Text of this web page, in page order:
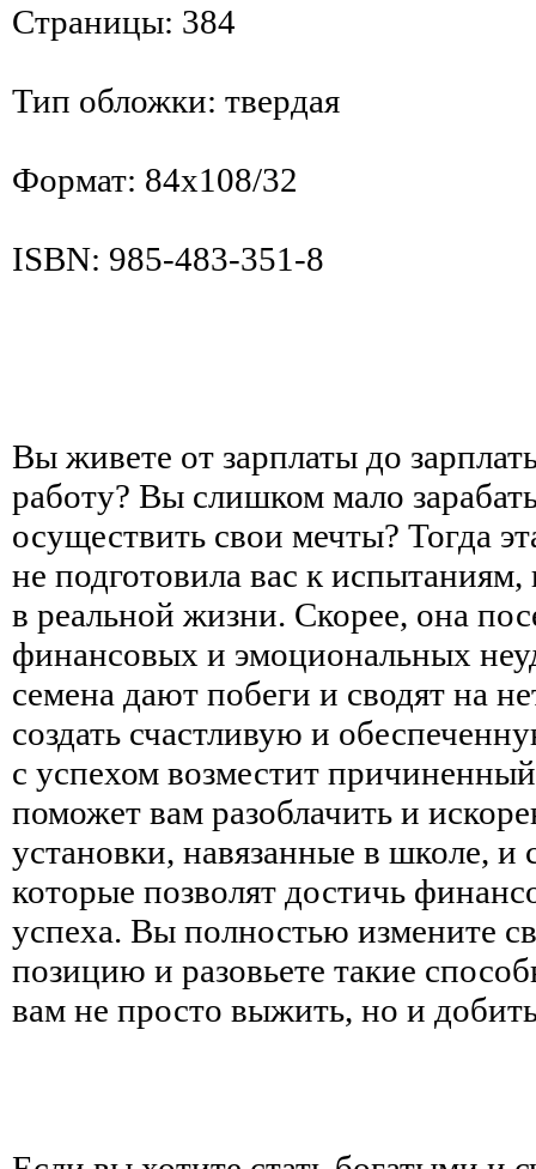
Страницы: 384
Тип обложки: твердая
Формат: 84x108/32
ISBN: 985-483-351-8
Вы живете от зарплаты до
работу? Вы слишком мало
осуществить свои мечты? Тогда
не подготовила вас к
в реальной жизни. Скорее, она
финансовых и эмоциональных
семена дают побеги и сводят на
создать счастливую и
с успехом возместит
поможет вам разоблачить и
установки, навязанные в школе,
которые позволят достичь
успеха. Вы полностью измените
позицию и разовьете такие
вам не просто выжить, но и